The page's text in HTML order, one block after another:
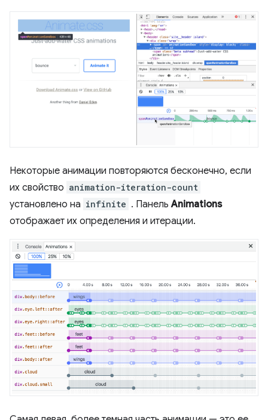
Некоторые анимации повторяются бесконечно, если
их свойство animation-iteration-count
установлено на infinite . ПанельAnimations
отображает их определения и итерации.